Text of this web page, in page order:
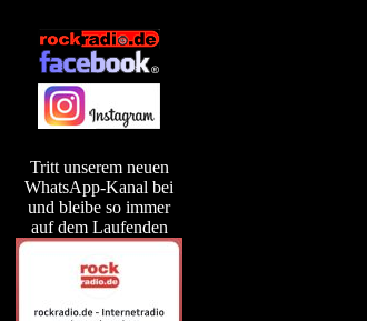
Tritt unserem neuen
WhatsApp-Kanal bei
und bleibe so immer
auf dem Laufenden